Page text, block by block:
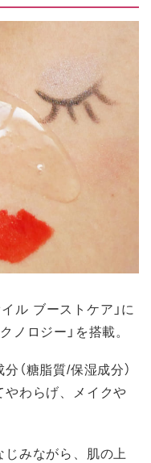
ル ブーストケア」に
ノロジー」を搭載。
（糖脂質/保湿成分）
わらげ、メイクや
みながら、肌の上